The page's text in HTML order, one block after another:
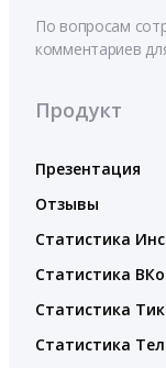
По вопросам
комментариев
Продукт
Презентация
Отзывы
Статистика
Статистика
Статистика
Статистика